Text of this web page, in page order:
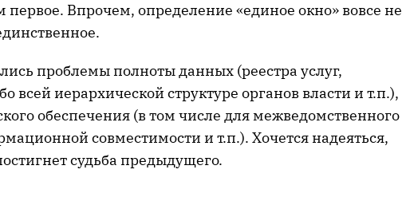
первое. Впрочем, определение «единое окно» вовсе не
проблемы полноты данных (реестра услуг,
всей иерархической структуре органов власти и т.п.),
обеспечения (в том числе для межведомственного
совместимости и т.п.). Хочется надеяться,
судьба предыдущего.